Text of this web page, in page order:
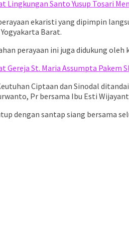
Lingkungan Santo Yusup Tosari
ekaristi yang dipimpin
Barat.
perayaan ini juga didukung
Gereja St. Maria Assumpta Pakem
Ciptaan dan Sinodal
Pr bersama Ibu Esti
dengan santap siang bersama